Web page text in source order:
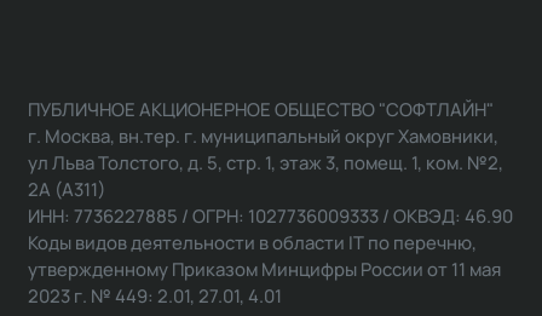
ПУБЛИЧНОЕ АКЦИОНЕРНОЕ ОБЩЕСТВО "СОФТЛАЙН"
г. Москва, вн.тер. г. муниципальный округ Хамовники,
ул Льва Толстого, д. 5, стр. 1, этаж 3, помещ. 1, ком. №2,
2А (А311)
ИНН: 7736227885 / ОГРН: 1027736009333 / ОКВЭД: 46.90
Коды видов деятельности в области IT по перечню,
утвержденному Приказом Минцифры России от 11 мая
2023 г. № 449: 2.01, 27.01, 4.01